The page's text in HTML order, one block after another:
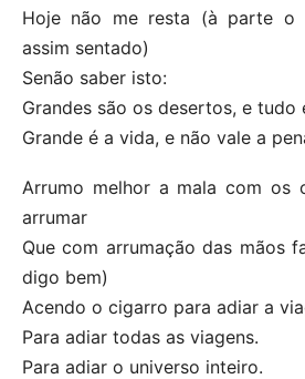
Hoje não me resta (à parte o
assim sentado)
Senão saber isto:
Grandes são os desertos, e tudo
Grande é a vida, e não vale a
Arrumo melhor a mala com os
arrumar
Que com arrumação das mãos
digo bem)
Acendo o cigarro para adiar a
Para adiar todas as viagens.
Para adiar o universo inteiro.